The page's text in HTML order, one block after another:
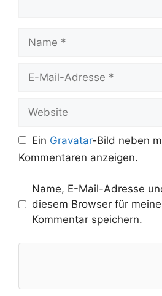
Name
Website
Ein Gravatar-Bild neben
Kommentaren anzeigen.
Name, E-Mail-Adresse
diesem Browser für
Kommentar speichern.